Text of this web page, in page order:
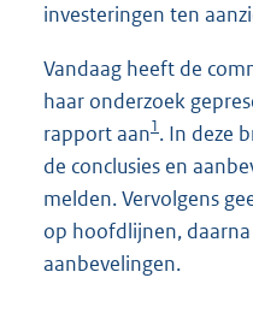
investeringen ten
Vandaag heeft de
haar onderzoek
rapport aan1. In deze
de conclusies en
melden. Vervolgens
op hoofdlijnen,
aanbevelingen.